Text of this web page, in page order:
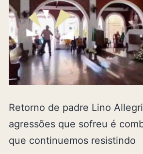
Retorno de padre Lino
agressões que sofreu é
que continuemos resistindo